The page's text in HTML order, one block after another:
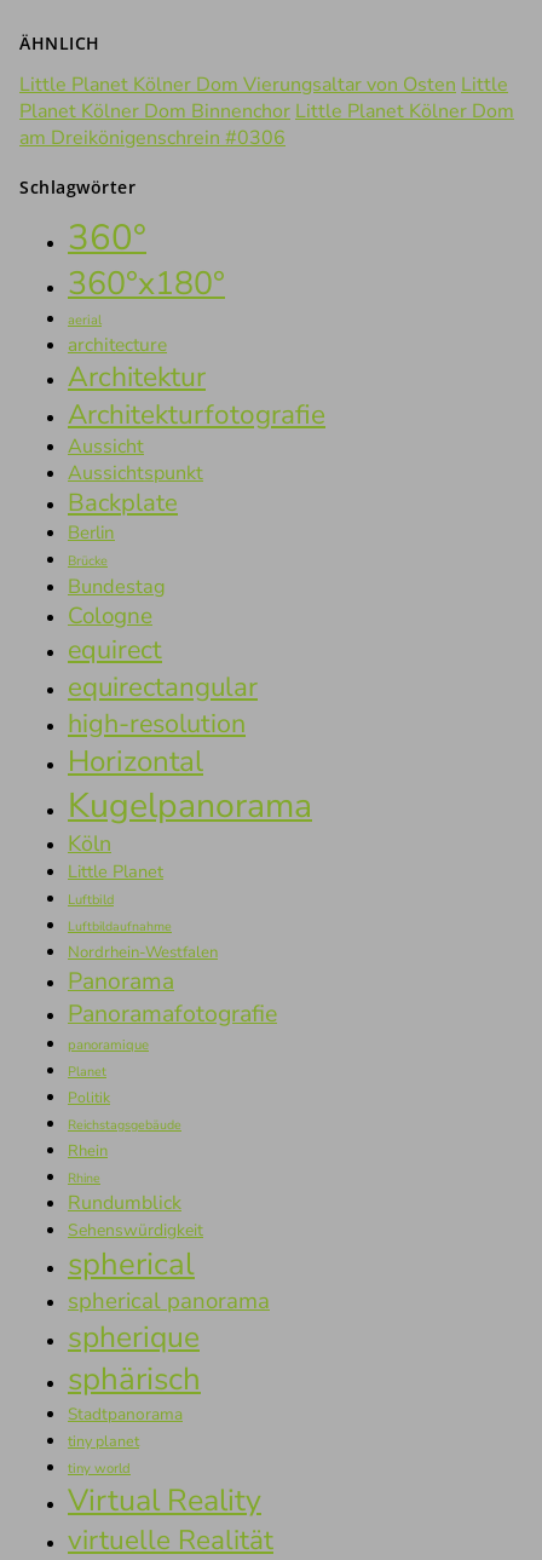
ÄHNLICH
Little Planet Kölner Dom Vierungsaltar von Osten Little
Planet Kölner Dom Binnenchor Little Planet Kölner Dom
am Dreikönigenschrein #0306
Schlagwörter
360°
360°x180°
aerial
architecture
Architektur
Architekturfotografie
Aussicht
Aussichtspunkt
Backplate
Berlin
Brücke
Bundestag
Cologne
equirect
equirectangular
high-resolution
Horizontal
Kugelpanorama
Köln
Little Planet
Luftbild
Luftbildaufnahme
Nordrhein-Westfalen
Panorama
Panoramafotografie
panoramique
Planet
Politik
Reichstagsgebäude
Rhein
Rhine
Rundumblick
Sehenswürdigkeit
spherical
spherical panorama
spherique
sphärisch
Stadtpanorama
tiny planet
tiny world
Virtual Reality
virtuelle Realität